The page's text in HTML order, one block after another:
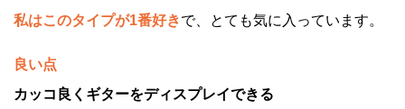
私はこのタイプが1番好きで、とても気に入っています。
良い点
カッコ良くギターをディスプレイできる